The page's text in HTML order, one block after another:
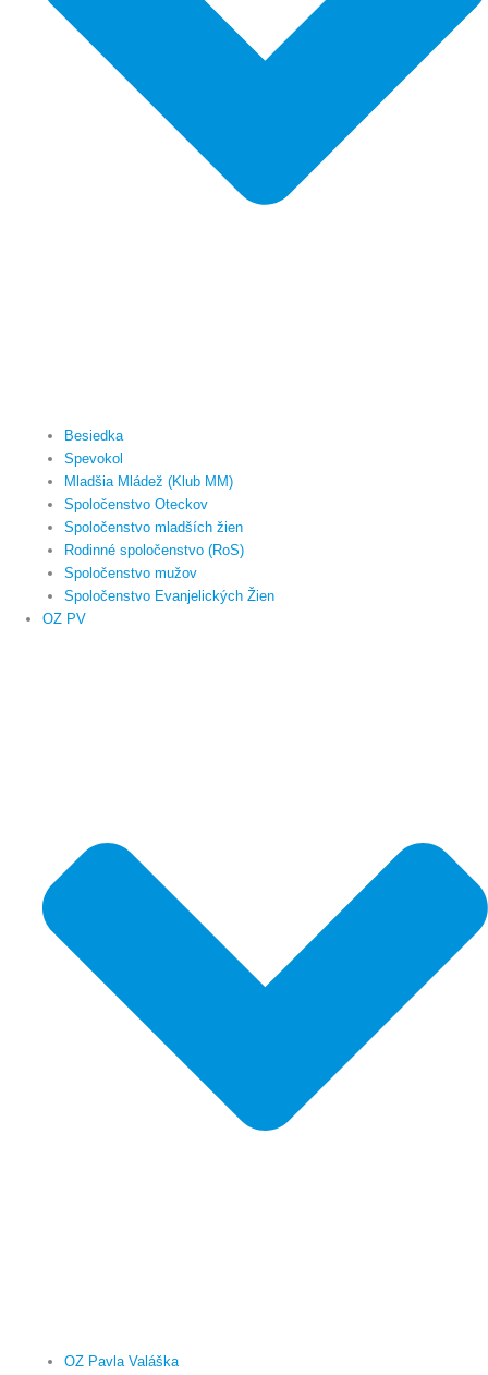
Besiedka
Spevokol
Mladšia Mládež (Klub MM)
Spoločenstvo Oteckov
Spoločenstvo mladších žien
Rodinné spoločenstvo (RoS)
Spoločenstvo mužov
Spoločenstvo Evanjelických Žien
OZ PV
OZ Pavla Valáška